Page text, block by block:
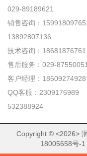
029-89189621
销售咨询：15991809765
13892807136
技术咨询：18681876761
售后服务：029-87550051
客户经理：18509274928
QQ客服：2309176989
532388924
Copyright © <2026>
18005658号-1